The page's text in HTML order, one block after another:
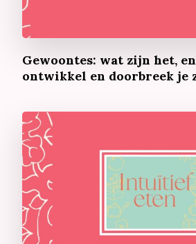
Gewoontes: wat zijn het,
ontwikkel en doorbreek je